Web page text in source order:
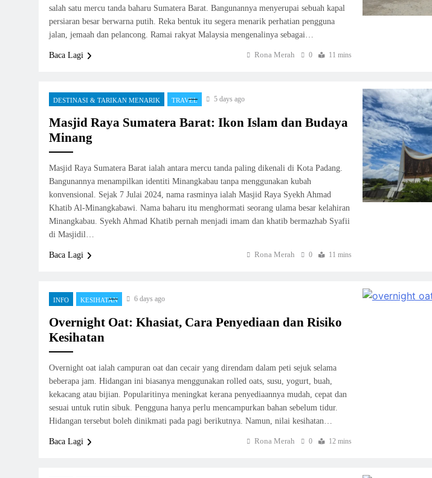
salah satu mercu tanda baharu Sumatera Barat. Bangunannya menyerupai sebuah kapal
persiaran besar berwarna putih. Reka bentuk itu segera menarik perhatian pengguna
jalan, jemaah dan pelancong. Ramai rakyat Malaysia mengenalinya sebagai…
Baca Lagi Rona Merah 0 11 mins
DESTINASI & TARIKAN MENARIK TRAVEL 5 days ago
Masjid Raya Sumatera Barat: Ikon Islam dan Budaya
Minang
Masjid Raya Sumatera Barat ialah antara mercu tanda paling dikenali di Kota Padang.
Bangunannya menampilkan identiti Minangkabau tanpa menggunakan kubah
konvensional. Sejak 7 Julai 2024, nama rasminya ialah Masjid Raya Syekh Ahmad
Khatib Al-Minangkabawi. Nama baharu itu menghormati seorang ulama besar kelahiran
Minangkabau. Syekh Ahmad Khatib pernah menjadi imam dan khatib bermazhab Syafii
di Masjidil…
Baca Lagi Rona Merah 0 11 mins
INFO KESIHATAN 6 days ago
Overnight Oat: Khasiat, Cara Penyediaan dan Risiko
Kesihatan
Overnight oat ialah campuran oat dan cecair yang direndam dalam peti sejuk selama
beberapa jam. Hidangan ini biasanya menggunakan rolled oats, susu, yogurt, buah,
kekacang atau bijian. Popularitinya meningkat kerana penyediaannya mudah, cepat dan
sesuai untuk rutin sibuk. Pengguna hanya perlu mencampurkan bahan sebelum tidur.
Hidangan tersebut boleh dinikmati pada pagi berikutnya. Namun, nilai kesihatan…
Baca Lagi Rona Merah 0 12 mins